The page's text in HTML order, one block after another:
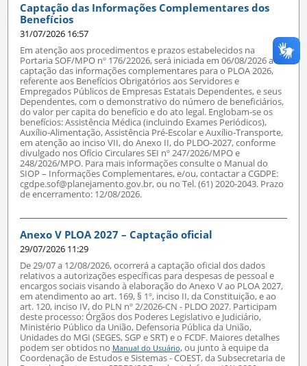
Captação das Informações Complementares dos
Benefícios
31/07/2026 16:57
Em atenção aos procedimentos e prazos estabelecidos na
Portaria SOF/MPO nº 176/22026, será iniciada em 06/08/2026 a
captação das informações complementares para o PLOA 2026,
referente aos Benefícios Obrigatórios aos Servidores e
Empregados Públicos de Empresas Estatais Dependentes, e seus
Dependentes, com o demonstrativo do número de beneficiários,
do valor per capita do benefício e do ato legal. Englobam-se os
benefícios: Assistência Médica (incluindo Exames Periódicos),
Auxílio-Alimentação, Assistência Pré-Escolar e Auxílio-Transporte,
em atenção ao inciso VII, do Anexo II, do PLDO-2027, conforme
divulgado nos Ofício Circulares SEI nº 247/2026/MPO e
248/2026/MPO. Para mais informações consulte o Manual do
SIOP – Informações Complementares, e/ou, contactar a CGDPE:
cgdpe.sof@planejamento.gov.br, ou no Tel. (61) 2020-2043. Prazo
de encerramento: 12/08/2026.
Anexo V PLOA 2027 – Captação oficial
29/07/2026 11:29
De 29/07 a 12/08/2026, ocorrerá a captação oficial dos dados
relativos a autorizações específicas para despesas de pessoal e
encargos sociais visando à elaboração do Anexo V ao PLOA 2027,
em atendimento ao art. 169, § 1º, inciso II, da Constituição, e ao
art. 120, inciso IV, do PLN nº 2/2026-CN - PLDO 2027. Participam
deste processo: Órgãos dos Poderes Legislativo e Judiciário,
Ministério Público da União, Defensoria Pública da União,
Unidades do MGI (SEGES, SGP e SRT) e o FCDF. Maiores detalhes
podem ser obtidos no Manual do Usuário, ou junto à equipe da
Coordenação de Estudos e Sistemas - COEST, da Subsecretaria de